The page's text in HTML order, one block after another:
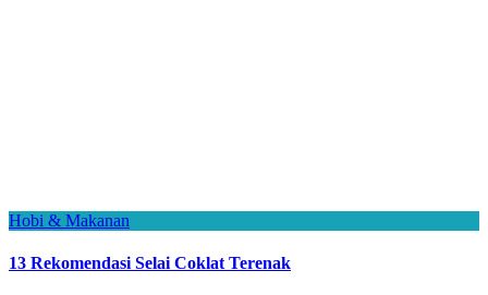
Hobi & Makanan
13 Rekomendasi Selai Coklat Terenak